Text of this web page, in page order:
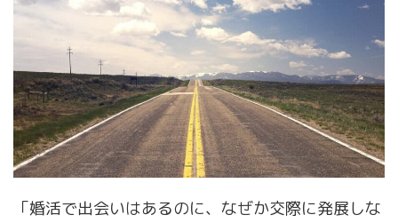
「婚活で出会いはあるのに、なぜか交際に発展しな